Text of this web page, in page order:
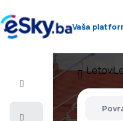
Vaša
Letovi